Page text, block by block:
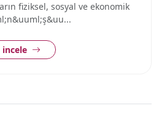
fiziksel, sosyal ve ekonomik
incele